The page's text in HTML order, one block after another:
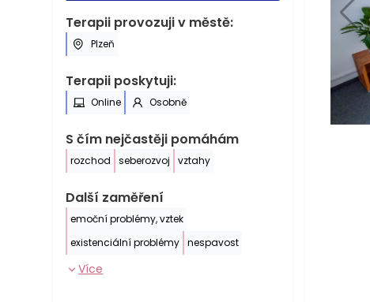
Terapii provozuji v městě:
Plzeň
Terapii poskytuji:
Online Osobně
S čím nejčastěji pomáhám
rozchod seberozvoj vztahy
Další zaměření
emoční problémy, vztek
existenciální problémy
nespavost
Více